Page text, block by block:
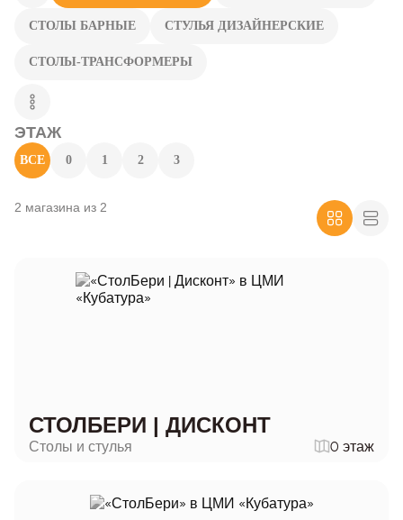
СТОЛЫ БАРНЫЕ СТУЛЬЯ ДИЗАЙНЕРСКИЕ
СТОЛЫ-ТРАНСФОРМЕРЫ
ЭТАЖ
ВСЕ 0 1 2 3
2 магазина из 2
СТОЛБЕРИ | ДИСКОНТ
Столы и стулья 0 этаж